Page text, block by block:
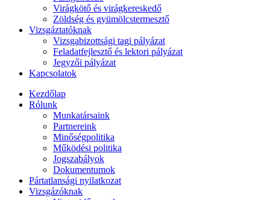
Virágkötő és virágkereskedő
Zöldség és gyümölcstermesztő
Vizsgáztatóknak
Vizsgabizottsági tagi pályázat
Feladatfejlesztő és lektori pályázat
Jegyzői pályázat
Kapcsolatok
Kezdőlap
Rólunk
Munkatársaink
Partnereink
Minőségpolitika
Működési politika
Jogszabályok
Dokumentumok
Pártatlansági nyilatkozat
Vizsgázóknak